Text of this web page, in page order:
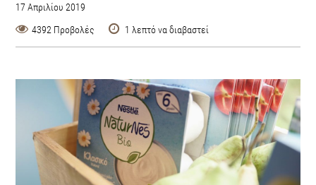
17 Απριλίου 2019
4392 Προβολές
1 λεπτό να διαβαστεί